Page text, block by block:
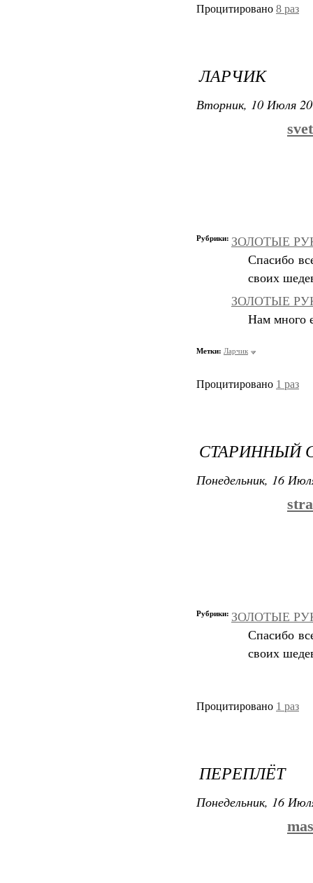
Процитировано 8 раз
ЛАРЧИК
Вторник, 10 Июля
Рубрики: ЗОЛОТЫЕ
Спасибо
своих
ЗОЛОТЫЕ
Нам много
Метки: Ларчик
Процитировано 1 раз
СТАРИННЫЙ
Понедельник, 16
Рубрики: ЗОЛОТЫЕ
Спасибо
своих
Процитировано 1 раз
ПЕРЕПЛЁТ
Понедельник, 16